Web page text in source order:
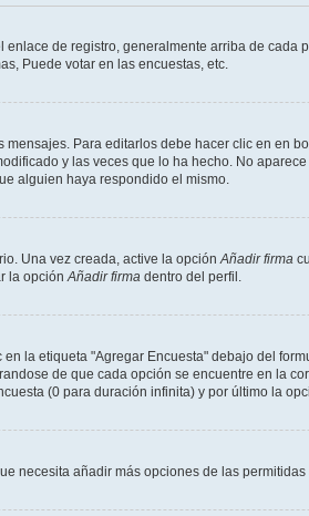
de registro, generalmente arriba de
Puede votar en las encuestas, etc.
Para editarlos debe hacer clic en en
y las veces que lo ha hecho. No
alguien haya respondido el mismo.
Una vez creada, active la opciónAñadir firma
la opciónAñadir firma dentro del perfil.
la etiqueta "Agregar Encuesta" debajo del
de que cada opción se encuentre en la
(0 para duración infinita) y por último la
necesita añadir más opciones de las